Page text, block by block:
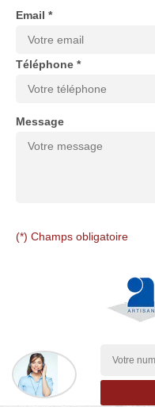
Email *
Téléphone *
Message
(*) Champs obligatoire